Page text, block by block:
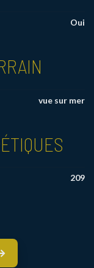
Oui
vue sur mer
209